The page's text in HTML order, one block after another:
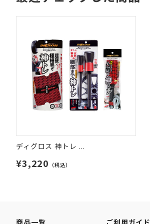
ディグロス 神トレ ...
¥3,220 （税込）
商品一覧 ご利用ガイド